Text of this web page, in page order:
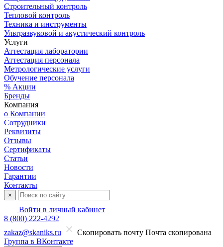
Строительный контроль
Тепловой контроль
Техника и инструменты
Ультразвуковой и акустический контроль
Услуги
Аттестация лаборатории
Аттестация персонала
Метрологические услуги
Обучение персонала
% Акции
Бренды
Компания
о Компании
Сотрудники
Реквизиты
Отзывы
Сертификаты
Статьи
Новости
Гарантии
Контакты
×
Войти в личный кабинет
8 (800) 222-4292
zakaz@skaniks.ru
Скопировать почту Почта скопирована
Группа в ВКонтакте